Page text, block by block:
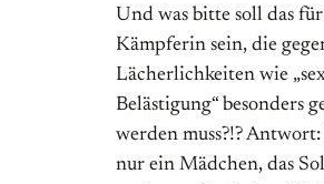
Und was bitte soll das
Kämpferin sein, die
Lächerlichkeiten wie
Belästigung“ besonders
werden muss?!?
nur ein Mädchen, das